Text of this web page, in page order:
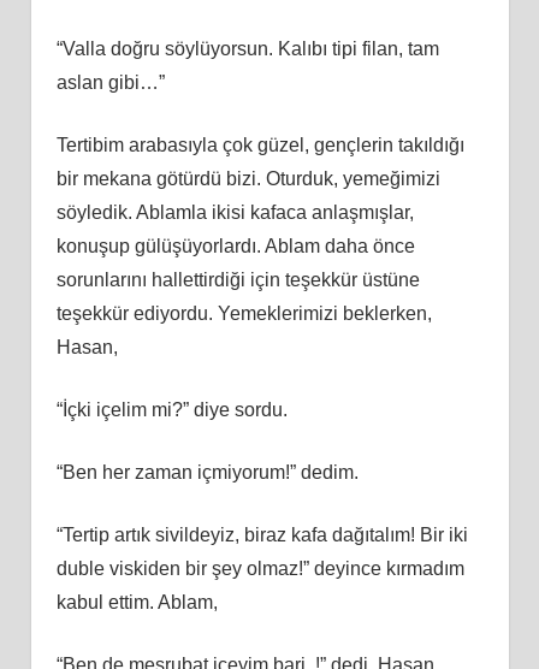
“Valla doğru söylüyorsun. Kalıbı tipi filan, tam
aslan gibi…”
Tertibim arabasıyla çok güzel, gençlerin takıldığı
bir mekana götürdü bizi. Oturduk, yemeğimizi
söyledik. Ablamla ikisi kafaca anlaşmışlar,
konuşup gülüşüyorlardı. Ablam daha önce
sorunlarını hallettirdiği için teşekkür üstüne
teşekkür ediyordu. Yemeklerimizi beklerken,
Hasan,
“İçki içelim mi?” diye sordu.
“Ben her zaman içmiyorum!” dedim.
“Tertip artık sivildeyiz, biraz kafa dağıtalım! Bir iki
duble viskiden bir şey olmaz!” deyince kırmadım
kabul ettim. Ablam,
“Ben de meşrubat içeyim bari..!” dedi. Hasan,